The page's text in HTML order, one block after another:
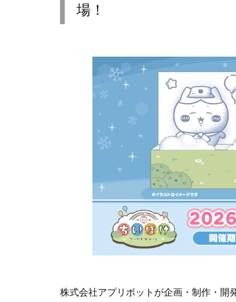
場！
株式会社アプリボットが企画・制作・開